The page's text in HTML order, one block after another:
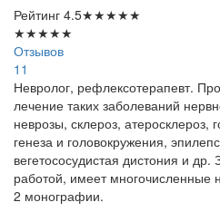
Рейтинг 4.5★★★★★
★★★★★
Отзывов
11
Невролог, рефлексотерапевт.
лечение таких заболеваний
неврозы, склероз, атеросклероз,
генеза и головокружения,
вегетососудистая дистония и
работой, имеет многочисленные
2 монографии.